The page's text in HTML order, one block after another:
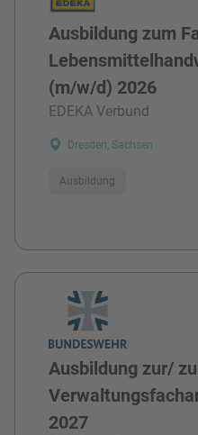
Ausbildung zum
(m/w/d) 2026
EDEKA Verbund
Dresden, Sachsen
Ausbildung
Ausbildung zur/
2027